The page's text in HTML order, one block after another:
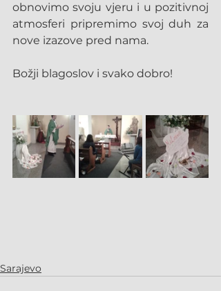
obnovimo svoju vjeru i u pozitivnoj
atmosferi pripremimo svoj duh za
nove izazove pred nama.
Božji blagoslov i svako dobro!
Sarajevo